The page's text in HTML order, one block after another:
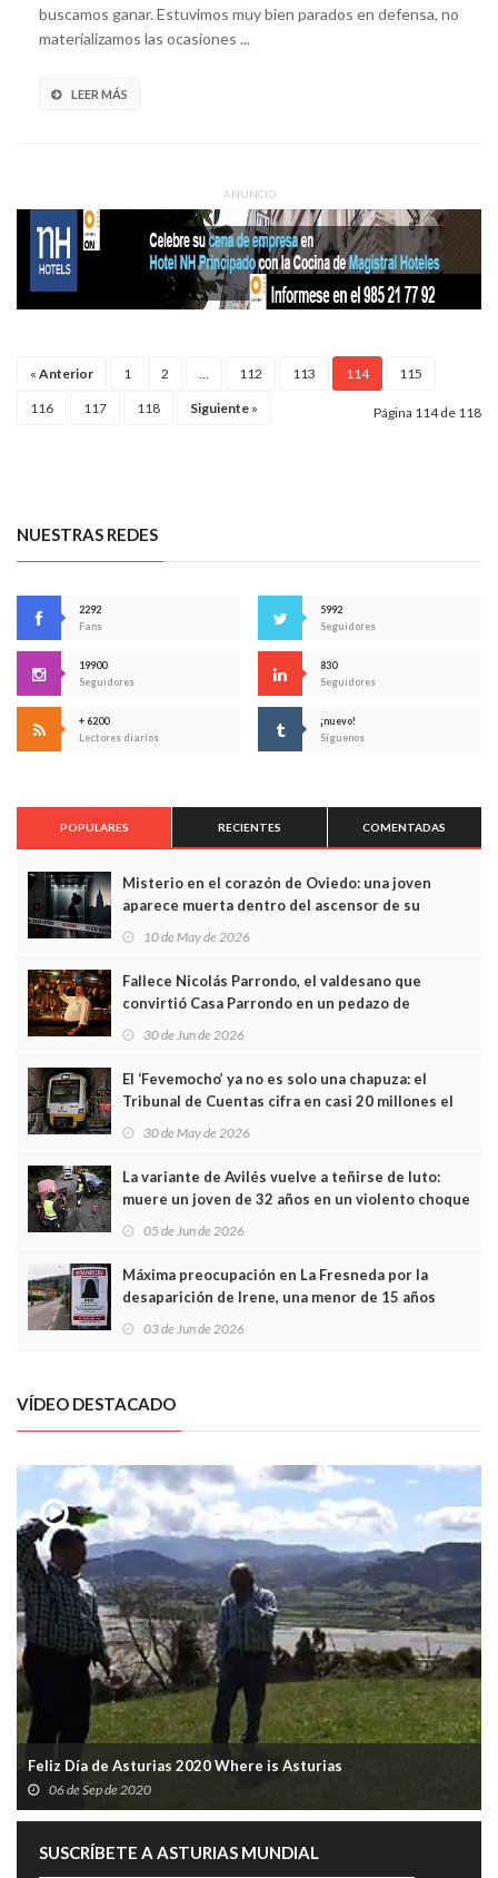
buscamos ganar. Estuvimos muy bien parados en defensa, no
materializamos las ocasiones ...
LEER MÁS
ANUNCIO
« Anterior 1 2 112 113 114 115
116 117 118 Siguiente » Página 114 de 118
NUESTRAS REDES
2292
Fans
5992
Seguidores
19900
Seguidores
830
Seguidores
+ 6200
Lectores diarios
¡nuevo!
Síguenos
POPULARES RECIENTES COMENTADAS
Misterio en el corazón de Oviedo: una joven
aparece muerta dentro del ascensor de su
10 de May de 2026
Fallece Nicolás Parrondo, el valdesano que
convirtió Casa Parrondo en un pedazo de
30 de Jun de 2026
El ‘Fevemocho’ ya no es solo una chapuza: el
Tribunal de Cuentas cifra en casi 20 millones el
30 de May de 2026
La variante de Avilés vuelve a teñirse de luto:
muere un joven de 32 años en un violento choque
05 de Jun de 2026
Máxima preocupación en La Fresneda por la
desaparición de Irene, una menor de 15 años
03 de Jun de 2026
VÍDEO DESTACADO
Feliz Día de Asturias 2020 Where is Asturias
06 de Sep de 2020
SUSCRÍBETE A ASTURIAS MUNDIAL